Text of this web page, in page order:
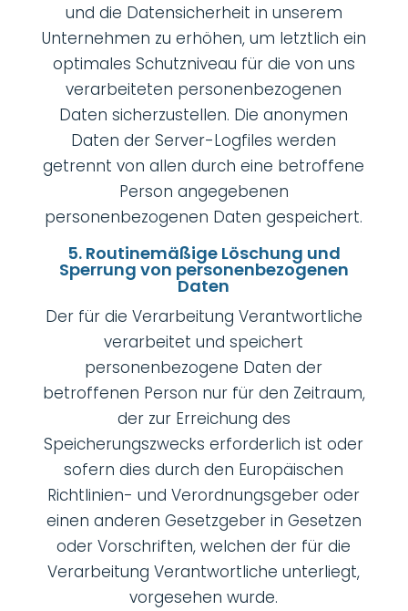
und die Datensicherheit in unserem
Unternehmen zu erhöhen, um letztlich ein
optimales Schutzniveau für die von uns
verarbeiteten personenbezogenen
Daten sicherzustellen. Die anonymen
Daten der Server-Logfiles werden
getrennt von allen durch eine betroffene
Person angegebenen
personenbezogenen Daten gespeichert.
5. Routinemäßige Löschung und
Sperrung von personenbezogenen
Daten
Der für die Verarbeitung Verantwortliche
verarbeitet und speichert
personenbezogene Daten der
betroffenen Person nur für den Zeitraum,
der zur Erreichung des
Speicherungszwecks erforderlich ist oder
sofern dies durch den Europäischen
Richtlinien- und Verordnungsgeber oder
einen anderen Gesetzgeber in Gesetzen
oder Vorschriften, welchen der für die
Verarbeitung Verantwortliche unterliegt,
vorgesehen wurde.